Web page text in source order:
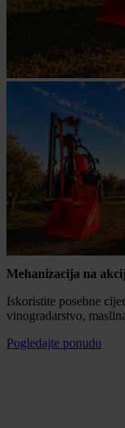
Mehanizacija na
Iskoristite posebne
vinogradarstvo,
Pogledajte ponudu